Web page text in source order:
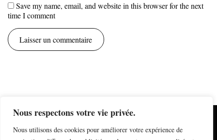
Nous respectons votre vie privée.
Nous utilisons des cookies pour améliorer votre expérience de
Save my name, email, and website in this browser for the next
time I comment
information sur les cookies